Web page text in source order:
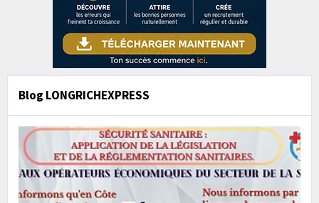
Blog LONGRICHEXPRESS